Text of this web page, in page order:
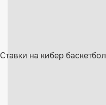
Ставки на кибер баскетбол